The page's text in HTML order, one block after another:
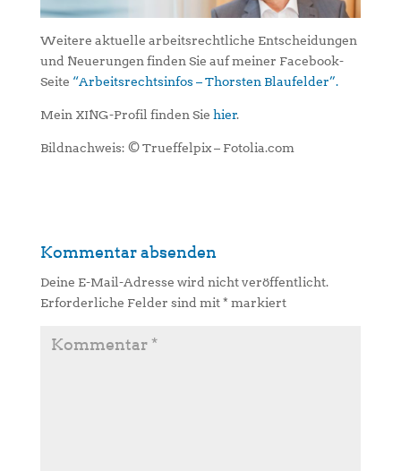
Weitere aktuelle arbeitsrechtliche Entscheidungen
und Neuerungen finden Sie auf meiner Facebook-
Seite “Arbeitsrechtsinfos – Thorsten Blaufelder”.
Mein XING-Profil finden Sie hier.
Bildnachweis: © Trueffelpix – Fotolia.com
Kommentar absenden
Deine E-Mail-Adresse wird nicht veröffentlicht.
Erforderliche Felder sind mit* markiert